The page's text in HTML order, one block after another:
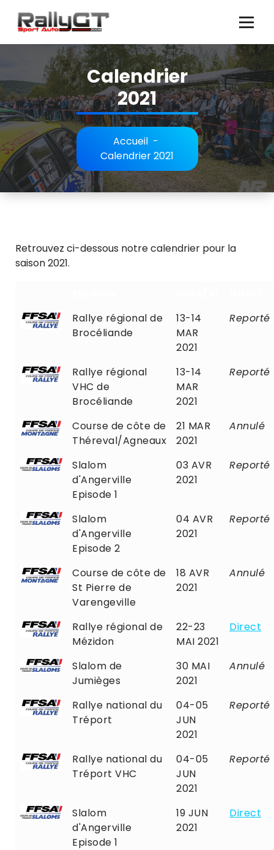
contenu
Calendrier
2021
Accueil -
Calendrier 2021
Retrouvez ci-dessous notre calendrier pour la
saison 2021.
Rallye régional de
Brocéliande
13-14
MAR
2021
Reporté
Rallye régional
VHC de
Brocéliande
13-14
MAR
2021
Reporté
Course de côte de
Théreval/Agneaux
21 MAR
2021
Annulé
Slalom
d'Angerville
Episode 1
03 AVR
2021
Reporté
Slalom
d'Angerville
Episode 2
04 AVR
2021
Reporté
Course de côte de
St Pierre de
Varengeville
18 AVR
2021
Annulé
Rallye régional de
Mézidon
22-23
MAI 2021
Direct
Slalom de
Jumièges
30 MAI
2021
Annulé
Rallye national du
Tréport
04-05
JUN
2021
Reporté
Rallye national du
Tréport VHC
04-05
JUN
2021
Reporté
Slalom
d'Angerville
Episode 1
19 JUN
2021
Direct